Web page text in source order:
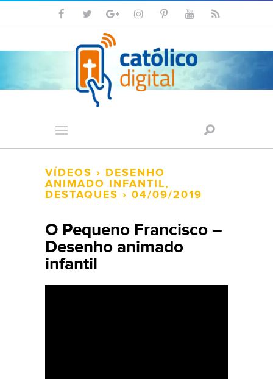
VÍDEOS › DESENHO
ANIMADO INFANTIL,
DESTAQUES › 04/09/2019
O Pequeno Francisco –
Desenho animado
infantil